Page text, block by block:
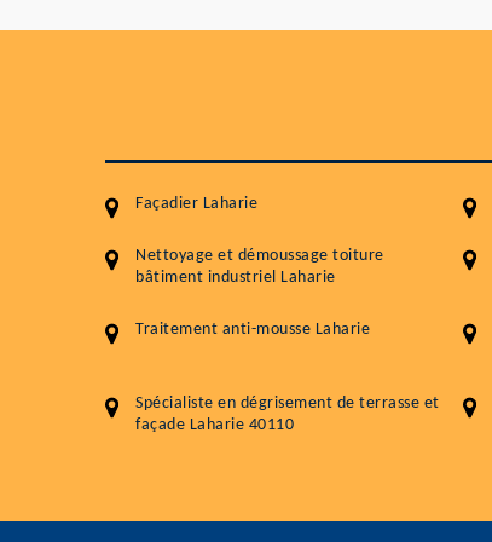
Façadier Laharie
Nettoyage et démoussage toiture
bâtiment industriel Laharie
Traitement anti-mousse Laharie
Spécialiste en dégrisement de terrasse et
façade Laharie 40110